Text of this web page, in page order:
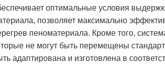
оптимальные условия
позволяет максимально
пеноматериала. Кроме того,
не могут быть перемещены
адаптирована и изготовлена в